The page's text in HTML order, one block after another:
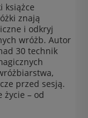
książce
znają
i odkryj
wróżb. Autor
30 technik
przed sesją.
– od